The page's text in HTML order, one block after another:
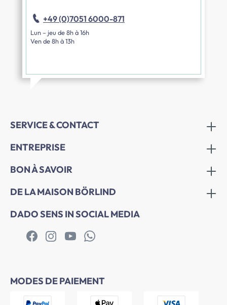
+49 (0)7051 6000-871
Lun – jeu de 8h à 16h
Ven de 8h à 13h
SERVICE & CONTACT
ENTREPRISE
BON À SAVOIR
DE LA MAISON BÖRLIND
DADO SENS IN SOCIAL MEDIA
MODES DE PAIEMENT